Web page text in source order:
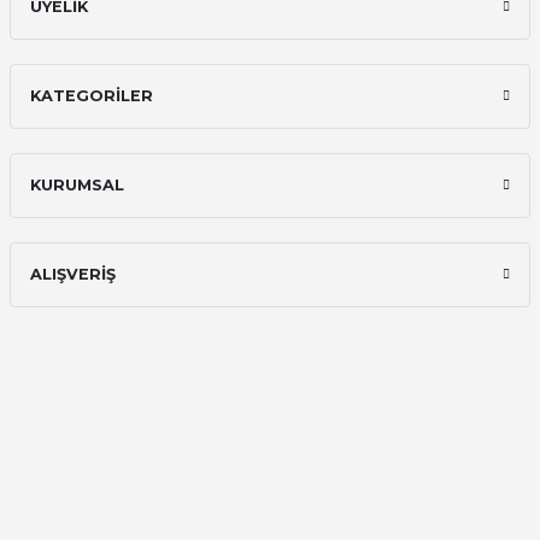
ÜYELİK
KATEGORİLER
KURUMSAL
ALIŞVERİŞ